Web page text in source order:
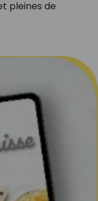
pleines de